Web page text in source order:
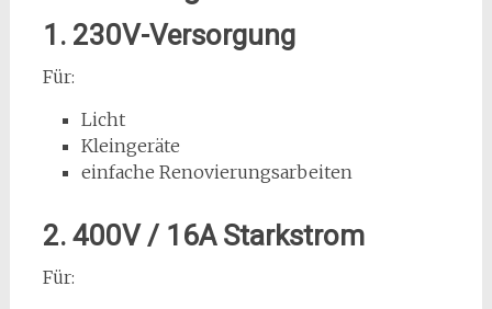
1. 230V-Versorgung
Für:
Licht
Kleingeräte
einfache Renovierungsarbeiten
2. 400V / 16A Starkstrom
Für: